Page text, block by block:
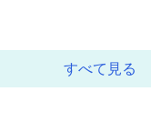
すべて見る